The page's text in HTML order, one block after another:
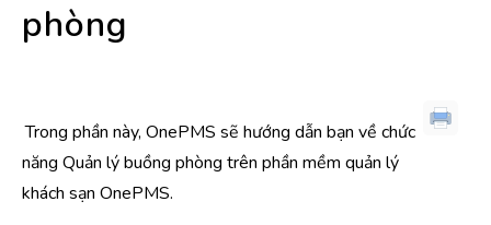
phòng
Trong phần này, OnePMS sẽ hướng dẫn bạn về chức
năng Quản lý buồng phòng trên phần mềm quản lý
khách sạn OnePMS.